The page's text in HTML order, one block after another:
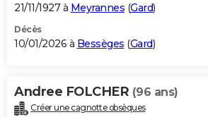
21/11/1927 à Meyrannes (Gard)
Décès
10/01/2026 à Bessèges (Gard)
Andree FOLCHER (96 ans)
Créer une cagnotte obsèques